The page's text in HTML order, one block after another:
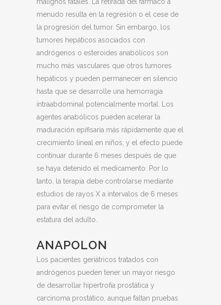
menudo resulta en la regresión o el cese de
la progresión del tumor. Sin embargo, los
tumores hepáticos asociados con
andrógenos o esteroides anabólicos son
mucho más vasculares que otros tumores
hepáticos y pueden permanecer en silencio
hasta que se desarrolle una hemorragia
intraabdominal potencialmente mortal. Los
agentes anabólicos pueden acelerar la
maduración epifisaria más rápidamente que el
crecimiento lineal en niños, y el efecto puede
continuar durante 6 meses después de que
se haya detenido el medicamento. Por lo
tanto, la terapia debe controlarse mediante
estudios de rayos X a intervalos de 6 meses
para evitar el riesgo de comprometer la
estatura del adulto.
ANAPOLON
Los pacientes geriátricos tratados con
andrógenos pueden tener un mayor riesgo
de desarrollar hipertrofia prostática y
carcinoma prostático, aunque faltan pruebas